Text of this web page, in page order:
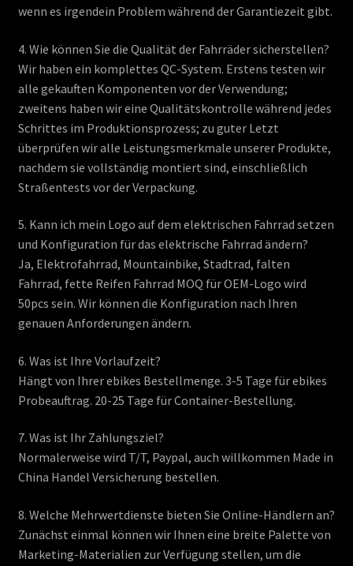
wenn es irgendein Problem während der Garantiezeit gibt.
4. Wie können Sie die Qualität der Fahrräder sicherstellen?
Wir haben ein komplettes QC-System. Erstens testen wir
alle gekauften Komponenten vor der Verwendung;
zweitens haben wir eine Qualitätskontrolle während jedes
Schrittes im Produktionsprozess; zu guter Letzt
überprüfen wir alle Leistungsmerkmale unserer Produkte,
nachdem sie vollständig montiert sind, einschließlich
Straßentests vor der Verpackung.
5. Kann ich mein Logo auf dem elektrischen Fahrrad setzen
und Konfiguration für das elektrische Fahrrad ändern?
Ja, Elektrofahrrad, Mountainbike, Stadtrad, falten
Fahrrad, fette Reifen Fahrrad MOQ für OEM-Logo wird
50pcs sein. Wir können die Konfiguration nach Ihren
genauen Anforderungen ändern.
6. Was ist Ihre Vorlaufzeit?
Hängt von Ihrer ebikes Bestellmenge. 3-5 Tage für ebikes
Probeauftrag. 20-25 Tage für Container-Bestellung.
7. Was ist Ihr Zahlungsziel?
Normalerweise wird T/T, Paypal, auch willkommen Made in
China Handel Versicherung bestellen.
8. Welche Mehrwertdienste bieten Sie Online-Händlern an?
Zunächst einmal können wir Ihnen eine breite Palette von
Marketing-Materialien zur Verfügung stellen, um die